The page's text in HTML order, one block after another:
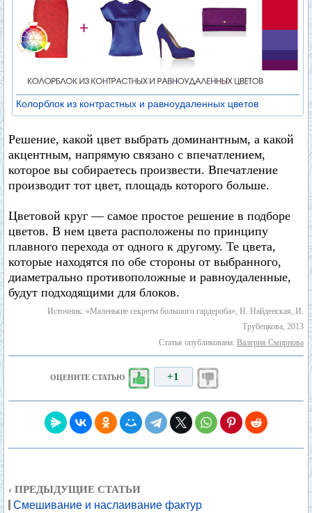
Колорблок из контрастных и равноудаленных цветов
Решение, какой цвет выбрать доминантным, а какой
акцентным, напрямую связано с впечатлением,
которое вы собираетесь произвести. Впечатление
производит тот цвет, площадь которого больше.
Цветовой круг — самое простое решение в подборе
цветов. В нем цвета расположены по принципу
плавного перехода от одного к другому. Те цвета,
которые находятся по обе стороны от выбранного,
диаметрально противоположные и равноудаленные,
будут подходящими для блоков.
Источник: «Маленькие секреты большого гардероба», Н. Найденская, И.
Трубецкова, 2013
Статья опубликована: Валерия Смирнова
ОЦЕНИТЕ СТАТЬЮ +1
‹ ПРЕДЫДУЩИЕ СТАТЬИ
Смешивание и наслаивание фактур